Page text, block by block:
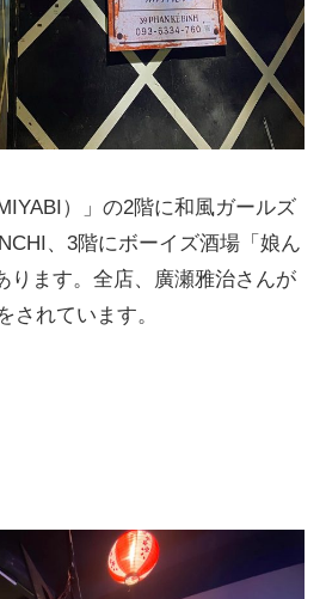
）」の2階に和風ガールズ
、3階にボーイズ酒場「娘ん
ります。全店、廣瀬雅治さんが
されています。